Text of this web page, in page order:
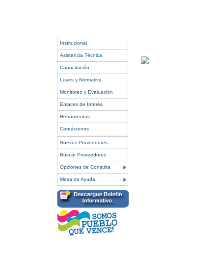
Institucional
Asistencia Técnica
Capacitación
Leyes y Normativa
Monitoreo y Evaluación
Enlaces de Interés
Herramientas
Contáctenos
Nuevos Proveedores
Buscar Proveedores
Opciones de Consulta
Mesa de Ayuda